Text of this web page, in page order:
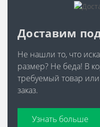
Доставим
Не нашли то, что
размер? Не беда! В
требуемый товар
заказ.
Узнать больше